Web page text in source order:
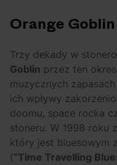
OFF Festival
nocne koncerty
warte uwagi!
Orange Goblin
Trzy dekady w
Goblin przez ten
muzycznych
ich wpływy
doomu, space rocka
stoneru. W 1998 roku
który jest bluesowym
(“Time Travelling